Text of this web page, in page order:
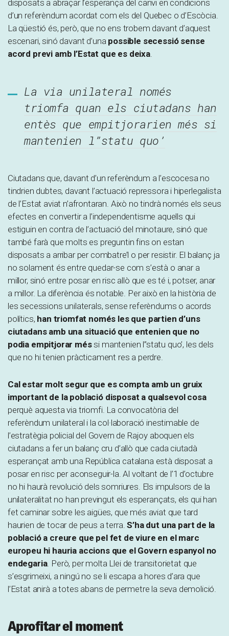
disposats a abraçar l’esperança del canvi en condicions
d’un referèndum acordat com els del Quebec o d’Escòcia.
La qüestió és, però, que no ens trobem davant d’aquest
escenari, sinó davant d’una possible secessió sense
acord previ amb l’Estat que es deixa.
La via unilateral només
triomfa quan els ciutadans han
entès que empitjorarien més si
mantenien l”statu quo’
Ciutadans que, davant d’un referèndum a l’escocesa no
tindrien dubtes, davant l’actuació repressora i hiperlegalista
de l’Estat aviat n’afrontaran. Això no tindrà només els seus
efectes en convertir a l’independentisme aquells qui
estiguin en contra de l’actuació del minotaure, sinó que
també farà que molts es preguntin fins on estan
disposats a arribar per combatre’l o per resistir. El balanç ja
no solament és entre quedar-se com s’està o anar a
millor, sinó entre posar en risc allò que es té i, potser, anar
a millor. La diferència és notable. Per això en la història de
les secessions unilaterals, sense referèndums o acords
polítics, han triomfat només les que partien d’uns
ciutadans amb una situació que entenien que no
podia empitjorar méssi mantenien l”statu quo’, les dels
que no hi tenien pràcticament res a perdre.
Cal estar molt segur que es compta amb un gruix
important de la població disposat a qualsevol cosa
perquè aquesta via triomfi. La convocatòria del
referèndum unilateral i la col·laboració inestimable de
l’estratègia policial del Govern de Rajoy aboquen els
ciutadans a fer un balanç cru d’allò que cada ciutadà
esperançat amb una República catalana està disposat a
posar en risc per aconseguir-la. Al voltant de l’1 d’octubre
no hi haurà revolució dels somriures. Els impulsors de la
unilateralitat no han previngut els esperançats, els qui han
fet caminar sobre les aigües, que més aviat que tard
haurien de tocar de peus a terra. S’ha dut una part de la
població a creure que pel fet de viure en el marc
europeu hi hauria accions que el Govern espanyol no
endegaria. Però, per molta Llei de transitorietat que
s’esgrimeixi, a ningú no se li escapa a hores d’ara que
l’Estat anirà a totes abans de permetre la seva demolició.
Aprofitar el moment